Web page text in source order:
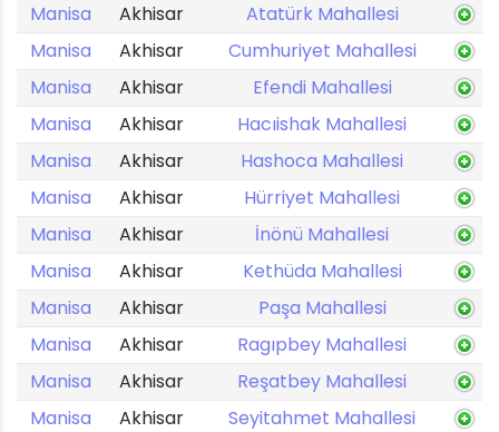
Manisa Akhisar
Atatürk Mahallesi
Manisa
Akhisar
Cumhuriyet Mahallesi
Manisa
Akhisar
Efendi Mahallesi
Manisa
Akhisar
Hacıishak Mahallesi
Manisa
Akhisar
Hashoca Mahallesi
Manisa
Akhisar
Hürriyet Mahallesi
Manisa
Akhisar
İnönü Mahallesi
Manisa
Akhisar
Kethüda Mahallesi
Manisa
Akhisar
Paşa Mahallesi
Manisa
Akhisar
Ragıpbey Mahallesi
Manisa
Akhisar
Reşatbey Mahallesi
Manisa
Akhisar
Seyitahmet Mahallesi